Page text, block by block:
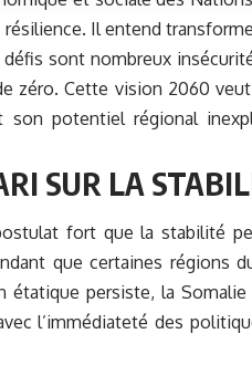
Il entend
sont nombreux
zéro. Cette vision 2060
son potentiel régional
SUR LA
fort que la stabilité
que certaines régions
étatique persiste, la
l’immédiateté des